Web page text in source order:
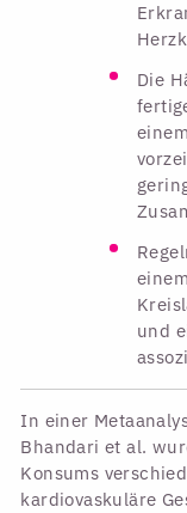
Die
und
In einer
Bhandari et al.
Konsums
kardiovaskuläre